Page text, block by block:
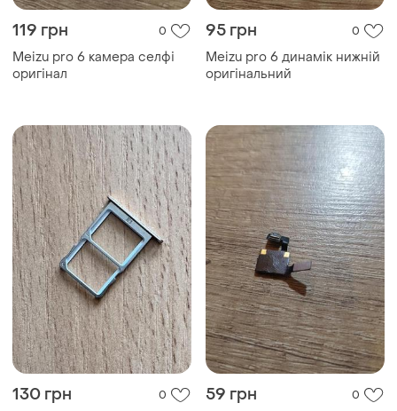
119 грн 0
Meizu pro 6 камера селфі
оригінал
95 грн 0
Meizu pro 6 динамік нижній
оригінальний
130 грн 0 59 грн 0